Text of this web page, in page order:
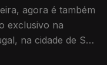
agora é também
exclusivo na
na cidade de São